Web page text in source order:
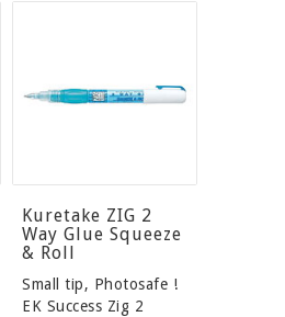
Kuretake ZIG 2
Way Glue Squeeze
& Roll
Small tip, Photosafe !
EK Success Zig 2